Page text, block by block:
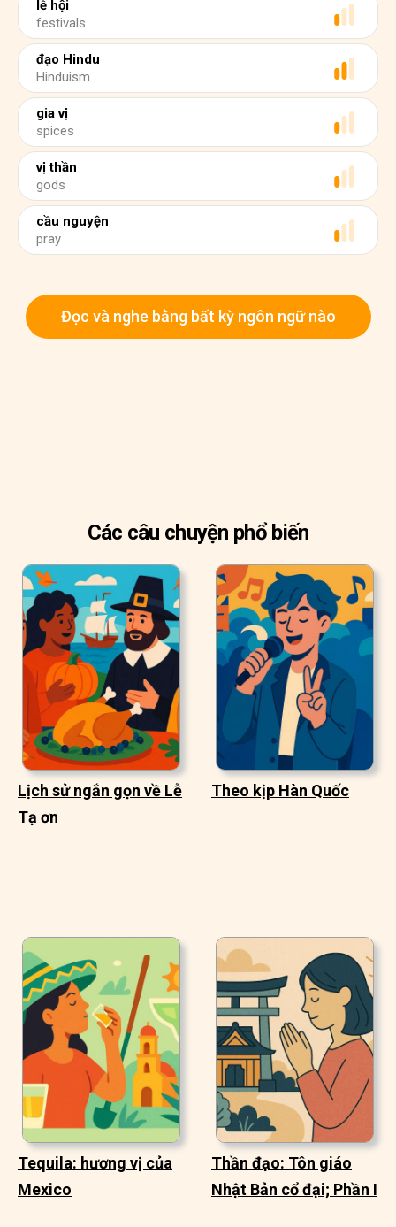
lễ hội
festivals
đạo Hindu
Hinduism
gia vị
spices
vị thần
gods
cầu nguyện
pray
Đọc và nghe bằng bất kỳ ngôn ngữ nào
Các câu chuyện phổ biến
Lịch sử ngắn gọn về Lễ
Tạ ơn
Theo kịp Hàn Quốc
Tequila: hương vị của
Mexico
Thần đạo: Tôn giáo
Nhật Bản cổ đại; Phần I